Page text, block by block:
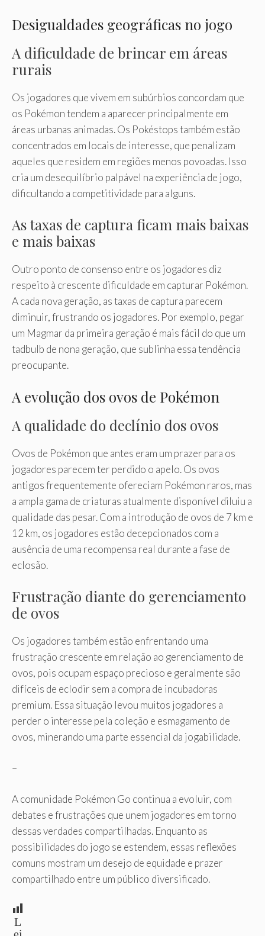
Desigualdades geográficas no jogo
A dificuldade de brincar em áreas
rurais
Os jogadores que vivem em subúrbios concordam que
os Pokémon tendem a aparecer principalmente em
áreas urbanas animadas. Os Pokéstops também estão
concentrados em locais de interesse, que penalizam
aqueles que residem em regiões menos povoadas. Isso
cria um desequilíbrio palpável na experiência de jogo,
dificultando a competitividade para alguns.
As taxas de captura ficam mais baixas
e mais baixas
Outro ponto de consenso entre os jogadores diz
respeito à crescente dificuldade em capturar Pokémon.
A cada nova geração, as taxas de captura parecem
diminuir, frustrando os jogadores. Por exemplo, pegar
um Magmar da primeira geração é mais fácil do que um
tadbulb de nona geração, que sublinha essa tendência
preocupante.
A evolução dos ovos de Pokémon
A qualidade do declínio dos ovos
Ovos de Pokémon que antes eram um prazer para os
jogadores parecem ter perdido o apelo. Os ovos
antigos frequentemente ofereciam Pokémon raros, mas
a ampla gama de criaturas atualmente disponível diluiu a
qualidade das pesar. Com a introdução de ovos de 7 km e
12 km, os jogadores estão decepcionados com a
ausência de uma recompensa real durante a fase de
eclosão.
Frustração diante do gerenciamento
de ovos
Os jogadores também estão enfrentando uma
frustração crescente em relação ao gerenciamento de
ovos, pois ocupam espaço precioso e geralmente são
difíceis de eclodir sem a compra de incubadoras
premium. Essa situação levou muitos jogadores a
perder o interesse pela coleção e esmagamento de
ovos, minerando uma parte essencial da jogabilidade.
–
A comunidade Pokémon Go continua a evoluir, com
debates e frustrações que unem jogadores em torno
dessas verdades compartilhadas. Enquanto as
possibilidades do jogo se estendem, essas reflexões
comuns mostram um desejo de equidade e prazer
compartilhado entre um público diversificado.
L
ei